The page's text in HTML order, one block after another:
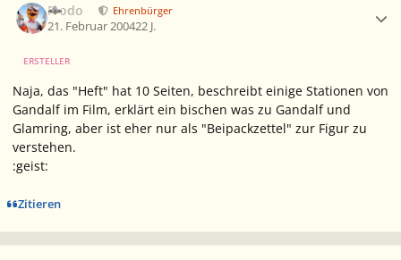
Frodo Ehrenbürger
21. Februar 200422 J.
ERSTELLER
Naja, das "Heft" hat 10 Seiten, beschreibt einige Stationen von
Gandalf im Film, erklärt ein bischen was zu Gandalf und
Glamring, aber ist eher nur als "Beipackzettel" zur Figur zu
verstehen.
:geist:
Zitieren